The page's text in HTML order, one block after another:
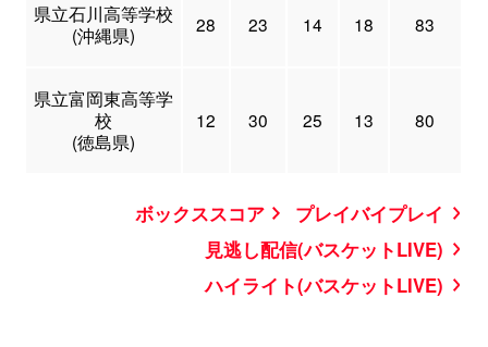
県立石川高等学校
(沖縄県)
28 23 14 18 83
県立富岡東高等学
校
(徳島県)
12 30 25 13 80
ボックススコア
プレイバイプレイ
見逃し配信(バスケットLIVE)
ハイライト(バスケットLIVE)